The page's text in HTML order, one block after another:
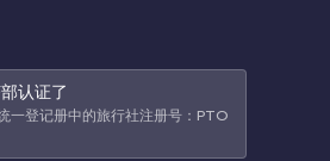
认证了
一登记册中的旅行社注册号：РТО